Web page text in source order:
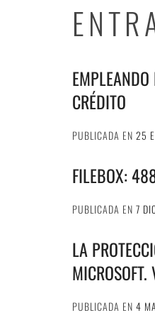
CRÉDITO
PUBLICADA EN 25
FILEBOX:
PUBLICADA EN 7
LA
PUBLICADA EN 4